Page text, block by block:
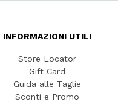
INFORMAZIONI UTILI
Store Locator
Gift Card
Guida alle Taglie
Sconti e Promo